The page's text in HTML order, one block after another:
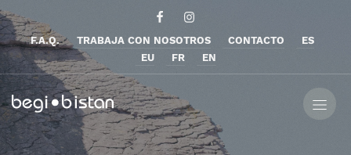
F.A.Q. TRABAJA CON NOSOTROS CONTACTO
ES
EU
FR EN